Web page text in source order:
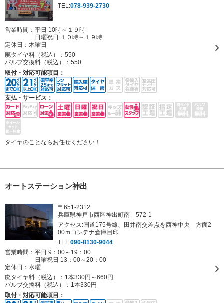
TEL:078-939-2730
営業時間：平日 10時～１９時
日曜祝日 １０時～１９時
定休日： 木曜日
廃タイヤ料（税込）： 550
バルブ交換料（税込）： 550
取付・対応可能項目：
支払・サービス：
タイヤのことならお任せください！
オートステーション神出
〒651-2312
兵庫県神戸市西区神出町南 572-1
アクセス:国道175号線、田井南交差点を西神中央 方面2
00ｍコンテナ倉庫目印
TEL:090-8130-9044
営業時間：平日 9：00～19：00
日曜祝日 13：00～20：00
定休日： 水曜
廃タイヤ料（税込）： 1本330円～660円
バルブ交換料（税込）： 1本330円
取付・対応可能項目：